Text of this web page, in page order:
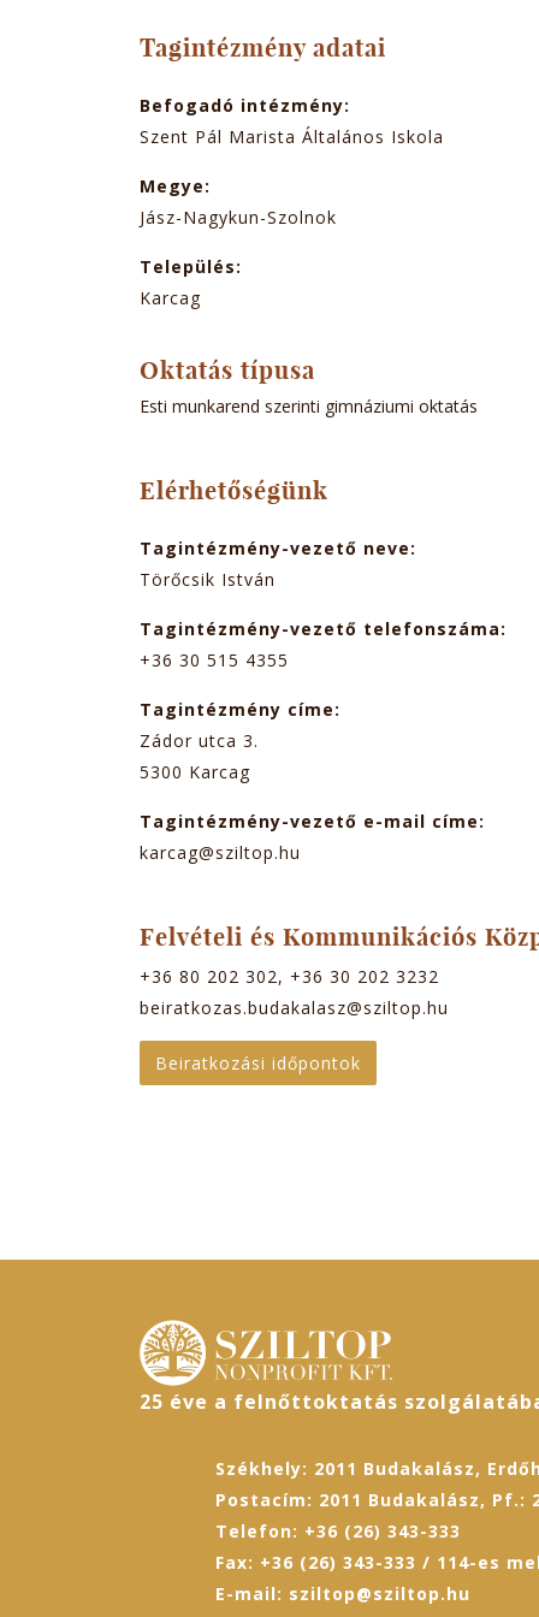
TABOK
Tagintézmény adatai
Befogadó intézmény:
Szent Pál Marista Általános Iskola
Megye:
Jász-Nagykun-Szolnok
Település:
Karcag
Oktatás típusa
Esti munkarend szerinti gimnáziumi oktatás
Elérhetőségünk
Tagintézmény-vezető neve:
Törőcsik István
Tagintézmény-vezető telefonszáma:
+36 30 515 4355
Tagintézmény címe:
Zádor utca 3.
5300 Karcag
Tagintézmény-vezető e-mail címe:
karcag@sziltop.hu
Felvételi és Kommunikációs
+36 80 202 302, +36 30 202 3232
beiratkozas.budakalasz@sziltop.hu
Beiratkozási időpontok
25 éve a felnőttoktatás
Székhely: 2011 Budakalász,
Postacím: 2011 Budakalász, Pf.:
Telefon: +36 (26) 343-333
Fax: +36 (26) 343-333 / 114-es
E-mail: sziltop@sziltop.hu